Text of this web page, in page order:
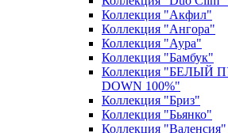
Коллекция "Акфил"
Коллекция "Ангора"
Коллекция "Аура"
Коллекция "Бамбук"
Коллекция "БЕЛЫЙ
DOWN 100%"
Коллекция "Бриз"
Коллекция "Бьянко"
Коллекция "Валенсия"